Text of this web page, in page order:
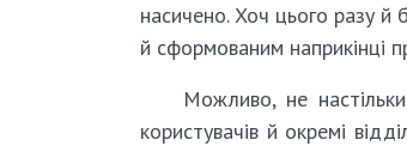
насичено. Хоч цього разу й
й сформованим наприкінці
Можливо, не
користувачів й окремі